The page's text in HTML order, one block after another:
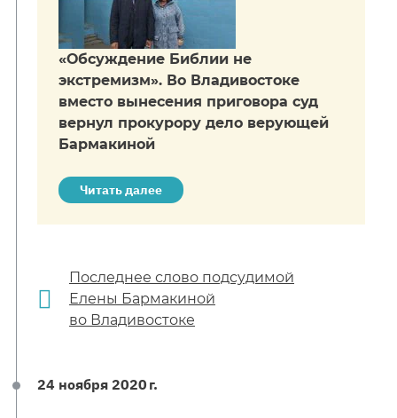
«Обсуждение Библии не
экстремизм». Во Владивостоке
вместо вынесения приговора суд
вернул прокурору дело верующей
Бармакиной
Читать далее
Последнее слово подсудимой
Елены Бармакиной
во Владивостоке
24 ноября 2020 г.